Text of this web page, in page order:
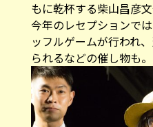
もに乾杯する柴山昌彦
今年のレセプションで
ッフルゲームが行われ
られるなどの催し物も。